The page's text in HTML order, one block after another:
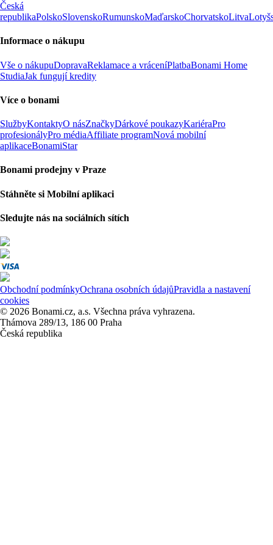
Česká
republikaPolskoSlovenskoRumunskoMaďarskoChorvatskoLitva
Informace o nákupu
Vše o nákupuDopravaReklamace a vráceníPlatbaBonami Home
StudiaJak fungují kredity
Více o bonami
SlužbyKontaktyO násZnačkyDárkové poukazyKariéraPro
profesionályPro médiaAffiliate programNová mobilní
aplikaceBonamiStar
Bonami prodejny v Praze
Stáhněte si Mobilní aplikaci
Sledujte nás na sociálních sítích
Obchodní podmínkyOchrana osobních údajůPravidla a nastavení
cookies
© 2026 Bonami.cz, a.s. Všechna práva vyhrazena.
Thámova 289/13, 186 00 Praha
Česká republika